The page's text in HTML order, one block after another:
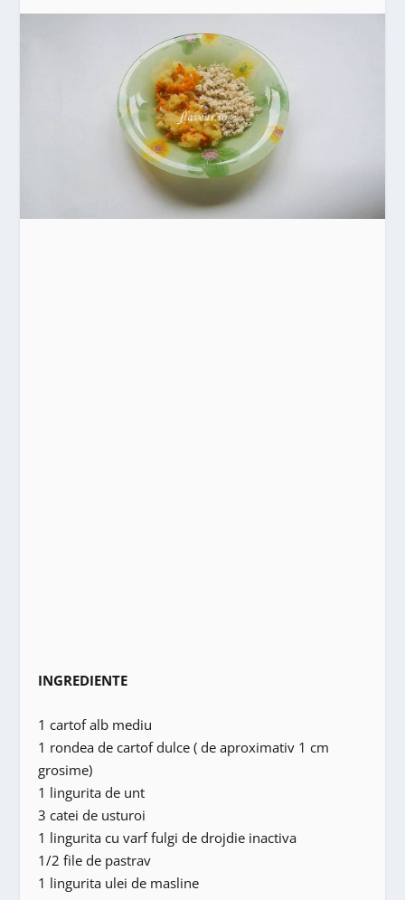
INGREDIENTE
1 cartof alb mediu
1 rondea de cartof dulce ( de aproximativ 1 cm
grosime)
1 lingurita de unt
3 catei de usturoi
1 lingurita cu varf fulgi de drojdie inactiva
1/2 file de pastrav
1 lingurita ulei de masline